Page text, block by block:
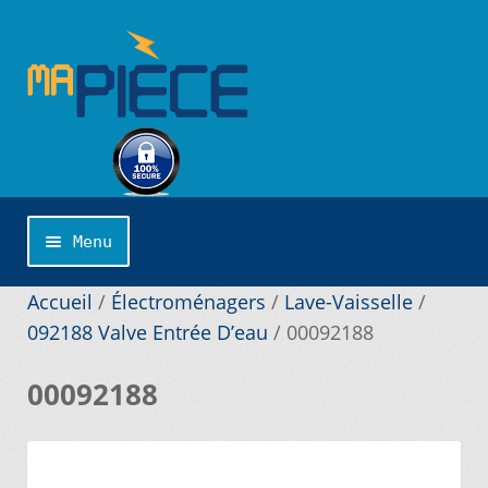
à
navigation
au
Menu
Accueil
Accueil / Électroménagers / Lave-Vaisselle/
092188 Valve Entrée D’eau / 00092188
00092188